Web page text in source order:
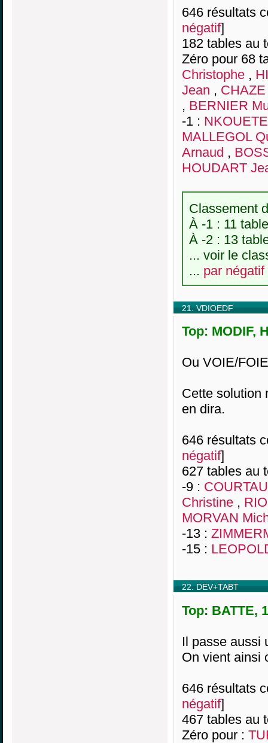
646 résultats
négatif]
182 tables au
Zéro pour 68
Christophe ,
Jean ,
, BERNIER
-1 :
MALLEGOL
Arnaud ,
HOUDART
Classement
À -1 : 11
À -2 : 13
... voir le
... par négatif
21. VDIOEDF
Top: MODIF,
Ou VOIE/
Cette solution
en dira.
646 résultats
négatif]
627 tables au
-9 :
Christine ,
MORVAN
-13 :
-15 :
22. DEV+TABT
Top: BATTE,
Il passe aussi
On vient ainsi
646 résultats
négatif]
467 tables au
Zéro pour :